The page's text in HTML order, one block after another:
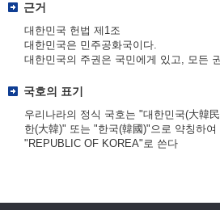
근거
대한민국 헌법 제1조
대한민국은 민주공화국이다.
대한민국의 주권은 국민에게 있고, 모든
국호의 표기
우리나라의 정식 국호는 "대한민국(大韓
한(大韓)" 또는 "한국(韓國)"으로 약칭하
"REPUBLIC OF KOREA"로 쓴다